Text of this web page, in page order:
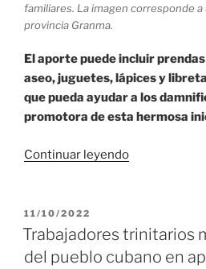
familiares. La imagen corresponde a
provincia Granma.
El aporte puede incluir
aseo, juguetes, lápices y
que pueda ayudar a los
promotora de esta hermosa
Continuar leyendo«Solidaridad
solidarias
con
PUBLICADO
EL
11/10/2022
Trabajadores trinitarios
del pueblo cubano en